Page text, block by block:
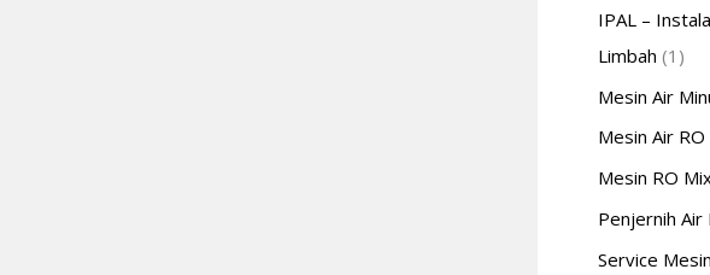
IPAL –
Limbah (1)
Mesin Air
Mesin Air RO
Mesin RO
Penjernih Air
Service